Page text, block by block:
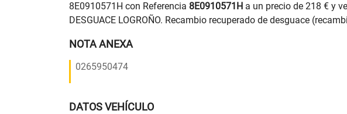
8E0910571H con Referencia 8E0910571H a un precio de 218 € y
DESGUACE LOGROÑO. Recambio recuperado de desguace
NOTA ANEXA
0265950474
DATOS VEHÍCULO